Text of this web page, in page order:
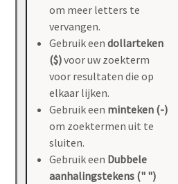
om meer letters te
vervangen.
Gebruik een dollarteken
($)voor uw zoekterm
voor resultaten die op
elkaar lijken.
Gebruik een minteken (-)
om zoektermen uit te
sluiten.
Gebruik een Dubbele
aanhalingstekens (" ")